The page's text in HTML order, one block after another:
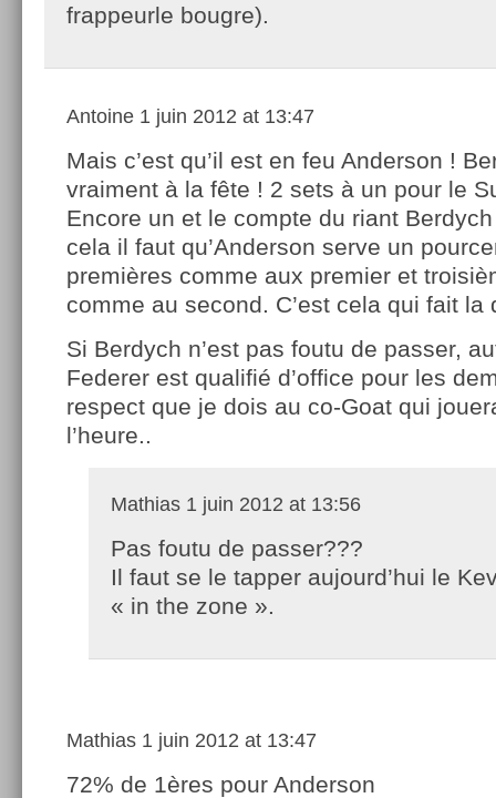
frappeurle bougre).
Antoine 1 juin 2012 at 13:47
Mais c’est qu’il est en feu Anderson !
vraiment à la fête ! 2 sets à un pour le
Encore un et le compte du riant
cela il faut qu’Anderson serve un
premières comme aux premier et
comme au second. C’est cela qui fait la
Si Berdych n’est pas foutu de passer,
Federer est qualifié d’office pour les
respect que je dois au co-Goat qui
l’heure..
Mathias 1 juin 2012 at 13:56
Pas foutu de passer???
Il faut se le tapper aujourd’hui le
« in the zone ».
Mathias 1 juin 2012 at 13:47
72% de 1ères pour Anderson